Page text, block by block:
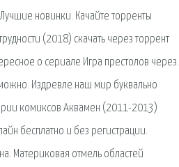
новинки. Качайте торренты
(2018) скачать через торрент
о сериале Игра престолов через.
Издревле наш мир буквально
комиксов Аквамен (2011-2013)
бесплатно и без регистрации.
Материковая отмель областей